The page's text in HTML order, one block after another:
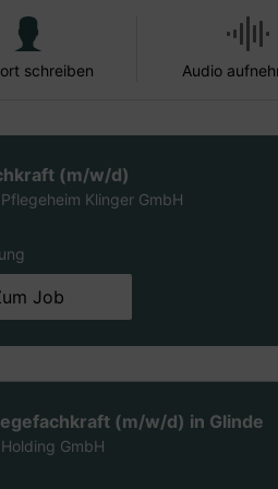
schreiben Audio
(m/w/d)
Klinger GmbH
Job
(m/w/d) in Glinde
GmbH